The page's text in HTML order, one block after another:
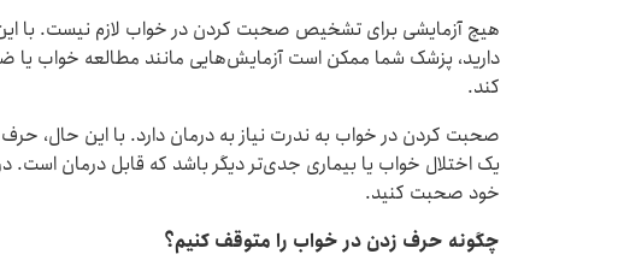
هیچ آزمایشی برای تشخیص صحبت کردن در خواب لازم نیست. با این
دارید، پزشک شما ممکن است آزمایش‌هایی مانند مطالعه خواب یا
کند.
صحبت کردن در خواب به ندرت نیاز به درمان دارد. با این حال،
یک اختلال خواب یا بیماری جدی‌تر دیگر باشد که قابل درمان است.
خود صحبت کنید.
چگونه حرف زدن در خواب را متوقف کنیم؟